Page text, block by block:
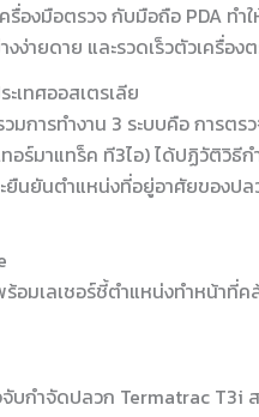
รื่องมือตรวจ กับมือถือ PDA
งง่ายดาย และรวดเร็วตัวเ
การทำงาน 3 ระบบคือ การต
อร์มาแทร็ค ที3ไอ) ได้ปฏิวัติวิ
ยืนยันตำแหน่งที่อยู่อาศัยของป
อมเลเชอร์ชี้ตำแหน่งทำหน้า
บกำจัดปลวก Termatrac T3i